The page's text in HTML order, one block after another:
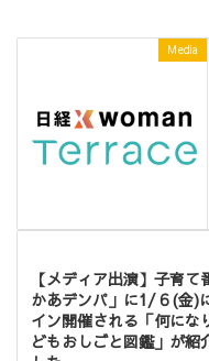
Media
【メディア出演】子育て
かあデンパ」に1/６(金)
イン開催される「何にな
どもおしごと図鑑」が紹